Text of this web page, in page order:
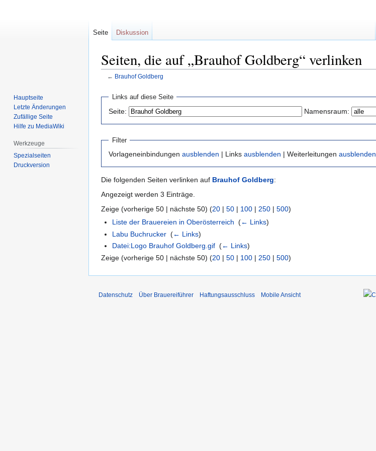
Seiten, die auf „Brauhof Goldberg“ verlinken
← Brauhof Goldberg
Navigation
springen
springen
Links auf diese Seite
Seite: Namensraum:
Filter
Vorlageneinbindungen ausblenden | Links ausblenden | Weiterleitungen ausblenden
Die folgenden Seiten verlinken auf Brauhof Goldberg:
Angezeigt werden 3 Einträge.
Zeige (vorherige 50 | nächste 50) (20 | 50 | 100 | 250 | 500)
Liste der Brauereien in Oberösterreich ‎(← Links)
Labu Buchrucker ‎(← Links)
Datei:Logo Brauhof Goldberg.gif ‎(← Links)
Zeige (vorherige 50 | nächste 50) (20 | 50 | 100 | 250 | 500)
Seite Diskussion
Hauptseite
Letzte Änderungen
Zufällige Seite
Hilfe zu MediaWiki
Werkzeuge
Spezialseiten
Druckversion
Datenschutz Über Brauereiführer Haftungsausschluss Mobile Ansicht